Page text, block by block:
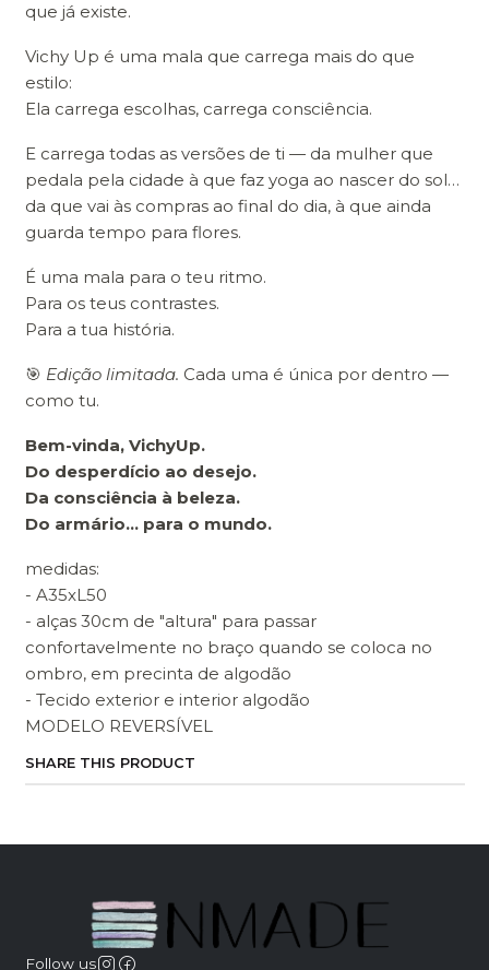
que já existe.
Vichy Up é uma mala que carrega mais do que
estilo:⠀
Ela carrega escolhas, carrega consciência.
E carrega todas as versões de ti — da mulher que
pedala pela cidade à que faz yoga ao nascer do sol…
da que vai às compras ao final do dia, à que ainda
guarda tempo para flores.
É uma mala para o teu ritmo.
Para os teus contrastes.
Para a tua história.
🎯 Edição limitada. Cada uma é única por dentro —
como tu.
Bem-vinda, VichyUp.
Do desperdício ao desejo.
Da consciência à beleza.
Do armário… para o mundo.
medidas:
- A35xL50
- alças 30cm de "altura" para passar
confortavelmente no braço quando se coloca no
ombro, em precinta de algodão
- Tecido exterior e interior algodão
MODELO REVERSÍVEL
SHARE THIS PRODUCT
Follow us